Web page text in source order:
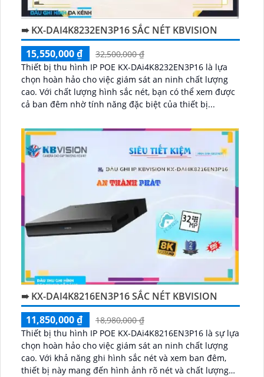
➠ KX-DAI4K8232EN3P16 SẮC NÉT KBVISION
15,550,000 ₫
32,500,000 ₫
Thiết bị thu hình IP POE KX-DAi4K8232EN3P16 là lựa
chọn hoàn hảo cho việc giám sát an ninh chất lượng
cao. Với chất lượng hình sắc nét, bạn có thể xem được
cả ban đêm nhờ tính năng đặc biệt của thiết bị...
➠ KX-DAI4K8216EN3P16 SẮC NÉT KBVISION
11,850,000 ₫
18,980,000 ₫
Thiết bị thu hình IP POE KX-DAi4K8216EN3P16 là sự lựa
chọn hoàn hảo cho việc giám sát an ninh chất lượng
cao. Với khả năng ghi hình sắc nét và xem ban đêm,
thiết bị này mang đến hình ảnh rõ nét và chất lượng